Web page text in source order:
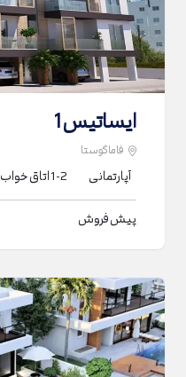
ایساتیس 1
فاماگوستا
آپارتمانی 1-2اتاق خواب
پیش فروش